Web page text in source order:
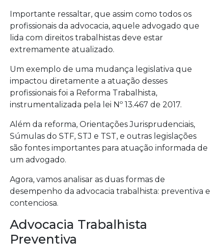
Importante ressaltar, que assim como todos os
profissionais da advocacia, aquele advogado que
lida com direitos trabalhistas deve estar
extremamente atualizado.
Um exemplo de uma mudança legislativa que
impactou diretamente a atuação desses
profissionais foi a Reforma Trabalhista,
instrumentalizada pela lei Nº 13.467 de 2017.
Além da reforma, Orientações Jurisprudenciais,
Súmulas do STF, STJ e TST, e outras legislações
são fontes importantes para atuação informada de
um advogado.
Agora, vamos analisar as duas formas de
desempenho da advocacia trabalhista: preventiva e
contenciosa.
Advocacia Trabalhista
Preventiva